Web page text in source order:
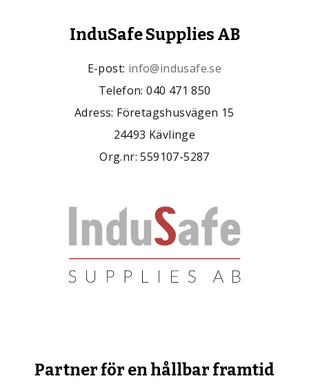
InduSafe Supplies AB
E-post: info@indusafe.se
Telefon: 040 471 850
Adress: Företagshusvägen 15
24493 Kävlinge
Org.nr: 559107-5287
Partner för en hållbar framtid